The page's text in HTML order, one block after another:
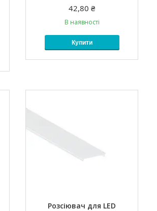
42,80 ₴
В наявності
Купити
Розсіювач для LED